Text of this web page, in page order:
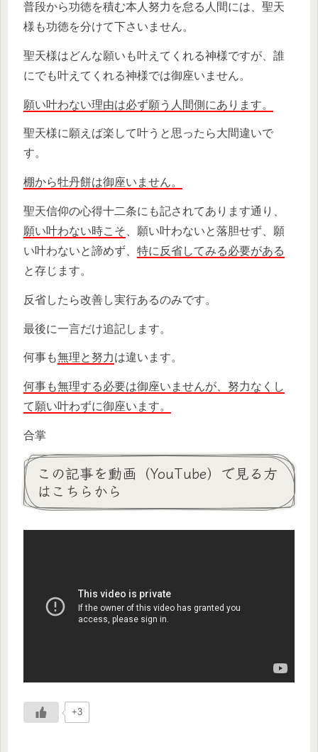
普段から功徳を積む本人努力を怠る人間には、聖天
様も功徳を分けて下さいません。
聖天様はどんな願いも叶えてくれる神様ですが、誰
にでも叶えてくれる神様では御座いません。
願い叶わない理由は必ず願う人間側にあります。
聖天様に願えば楽して叶うと思ったら大間違いで
す。
棚から牡丹餅は御座いません。
聖天信仰の心得十二条にも記されてあります通り、
願い叶わない時こそ 、願い叶わないと落胆せず、願
い叶わないと諦めず、 特に反省してみる必要がある
と存じます。
反省したら改善し実行あるのみです。
最後に一言だけ追記します。
何事も無理と努力は違います。
何事も無理する必要は御座いませんが、努力なくし
て願い叶わずに御座います。
合掌
この記事を動画（YouTube）で見る方
はこちらから
+3